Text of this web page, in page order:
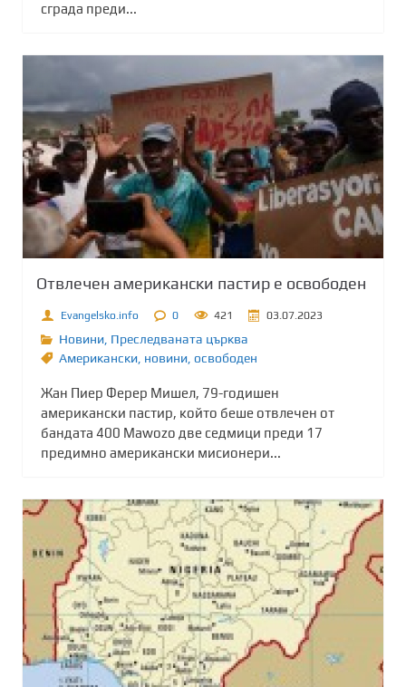
сграда преди...
Отвлечен американски пастир е освободен
Evangelsko.info 0 421 03.07.2023
Новини, Преследваната църква
Американски, новини, освободен
Жан Пиер Ферер Мишел, 79-годишен
американски пастир, който беше отвлечен от
бандата 400 Mawozo две седмици преди 17
предимно американски мисионери...